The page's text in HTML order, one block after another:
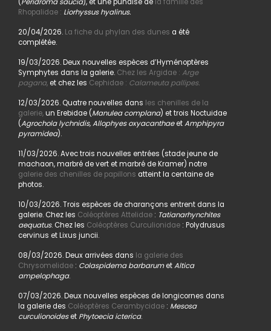
Rhopalidae : Liorhyssus hyalinus.
20/04/2026. La fiche du phylan des dunes a été
complétée.
19/03/2026. Deux nouvelles espèces d’Hyménoptères
Symphytes dans la galerie. Chez les Argidae : Arge
pagana,et chez les Cephidae : Calameuta pallipes.
12/03/2026. Quatre nouvelles dans les chenilles de la
galerie,un Erebidae (Manulea complana) et trois Noctuidae
(Agrochola lychnidis, Allophyes oxyacanthaeetAmphipyra
pyramidea).
11/03/2026. Avec trois nouvelles entrées (stade jeune de
machaon, marbré de vert et marbré de Kramer) notre
galerie des chenilles de papillons atteint la centaine de
photos.
10/03/2026. Trois espèces de charançons entrent dans la
galerie. Chez les Coléoptères Attelidae: Tatianarhynchites
aequatus. Chez les Coléoptères Curculionidae: Polydrusus
cervinus et Lixus juncii.
08/03/2026. Deux arrivées dans la galerie des
Chrysomelidae: Colaspidema barbarumetAltica
ampelophaga.
07/03/2026. Deux nouvelles espèces de longicornes dans
la galerie des Coléoptères Cerambycidae: Mesosa
curculionoideset Phytoecia icterica.